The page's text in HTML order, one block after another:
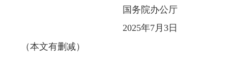
国务院办公厅
2025年7月3日
（本文有删减）